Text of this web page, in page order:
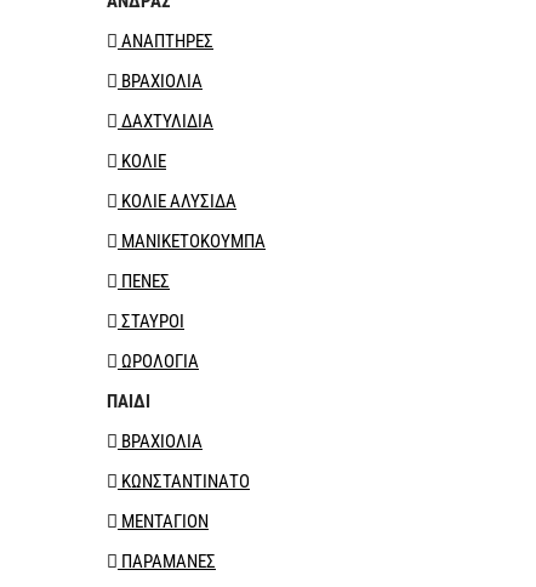
ΑΝΑΠΤΗΡΕΣ
ΒΡΑΧΙΟΛΙΑ
ΔΑΧΤΥΛΙΔΙΑ
ΚΟΛΙΕ
ΚΟΛΙΕ ΑΛΥΣΙΔΑ
ΜΑΝΙΚΕΤΟΚΟΥΜΠΑ
ΠΕΝΕΣ
ΣΤΑΥΡΟΙ
ΩΡΟΛΟΓΙΑ
ΠΑΙΔΙ
ΒΡΑΧΙΟΛΙΑ
ΚΩΝΣΤΑΝΤΙΝΑΤΟ
ΜΕΝΤΑΓΙΟΝ
ΠΑΡΑΜΑΝΕΣ